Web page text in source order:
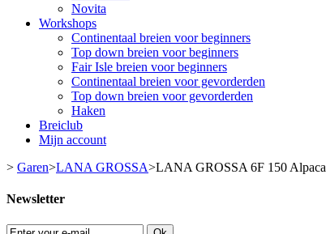
Novita
Workshops
Continentaal breien voor beginners
Top down breien voor beginners
Fair Isle breien voor beginners
Continentaal breien voor gevorderden
Top down breien voor gevorderden
Haken
Breiclub
Mijn account
> Garen>LANA GROSSA>LANA GROSSA 6F 150 Alpaca
Newsletter